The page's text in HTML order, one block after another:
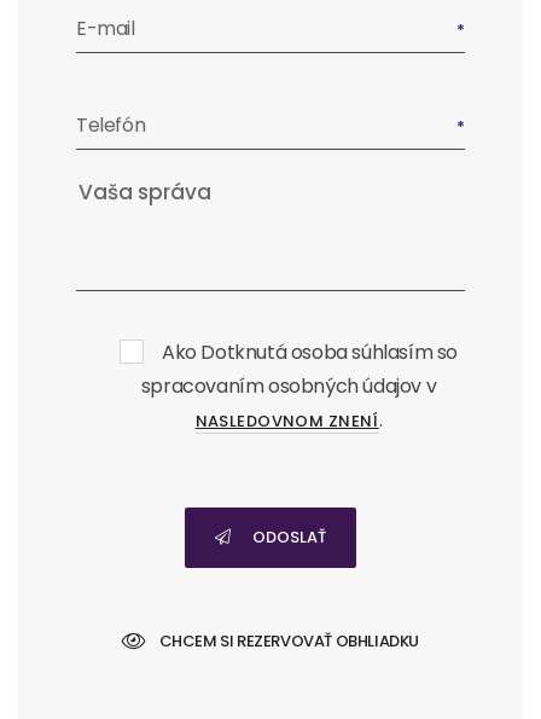
E-mail
Telefón
Ako Dotknutá osoba súhlasím so
spracovaním osobných údajov v
NASLEDOVNOM ZNENÍ.
ODOSLAŤ
CHCEM SI REZERVOVAŤ OBHLIADKU